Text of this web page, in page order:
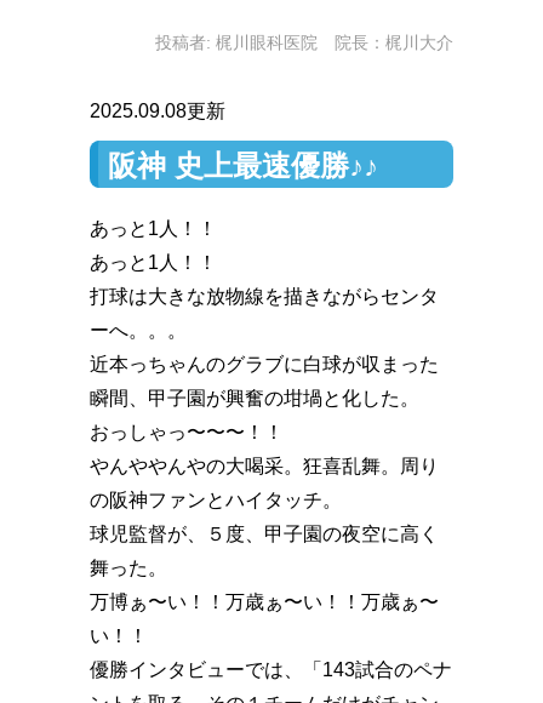
投稿者: 梶川眼科医院 院長：梶川大介
2025.09.08更新
阪神 史上最速優勝♪♪
あっと1人！！️
あっと1人！！️
打球は大きな放物線を描きながらセンタ
ーへ。。。
近本っちゃんのグラブに白球が収まった
瞬間、甲子園が興奮の坩堝と化した。
おっしゃっ〜〜〜！！️
やんややんやの大喝采。狂喜乱舞。周り
の阪神ファンとハイタッチ。
球児監督が、５度、甲子園の夜空に高く
舞った。
万博ぁ〜い！！万歳ぁ〜い！！万歳ぁ〜
い！！️
優勝インタビューでは、「143試合のペナ